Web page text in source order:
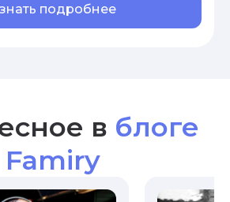
подробнее
в блоге
Famiry